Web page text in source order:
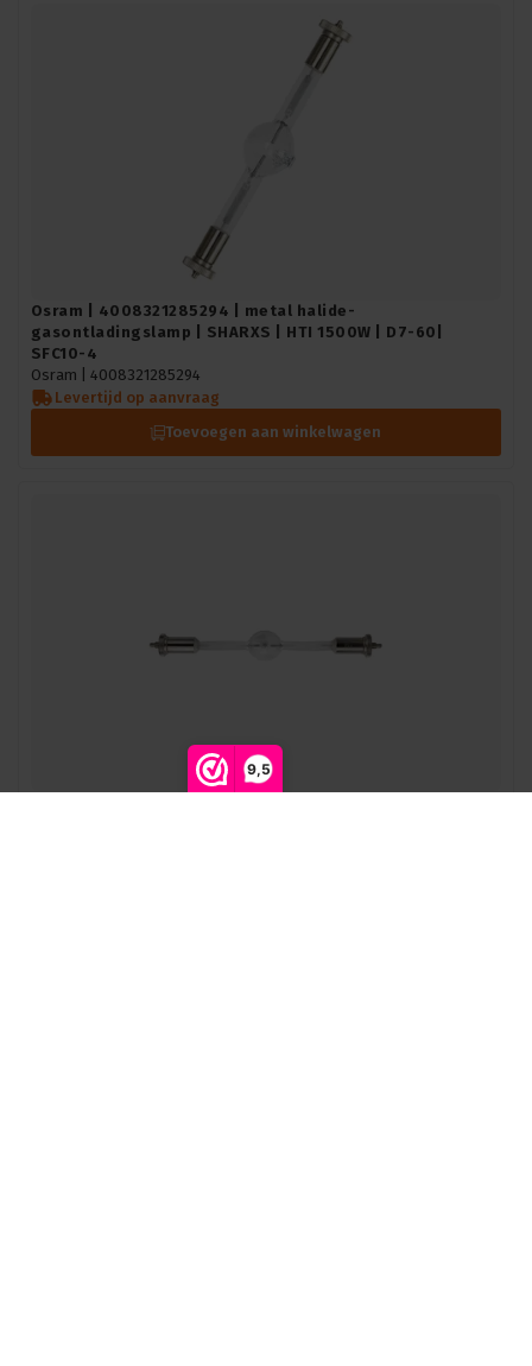
9,5
Osram | 4008321285294 | metal halide-
gasontladingslamp | SHARXS | HTI 1500W | D7-60|
SFC10-4
Osram | 4008321285294
Levertijd op aanvraag
Toevoegen aan winkelwagen